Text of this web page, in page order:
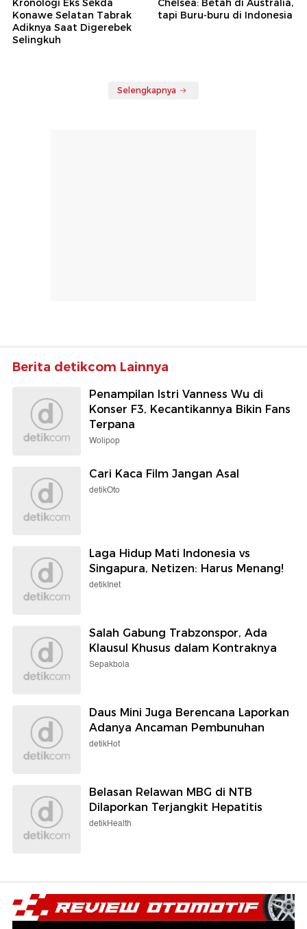
Kronologi Eks Sekda
Konawe Selatan Tabrak
Adiknya Saat Digerebek
Selingkuh
Chelsea: Betah di Australia,
tapi Buru-buru di Indonesia
Selengkapnya
Berita detikcom Lainnya
Penampilan Istri Vanness Wu di
Konser F3, Kecantikannya Bikin Fans
Terpana
Wolipop
Cari Kaca Film Jangan Asal
detikOto
Laga Hidup Mati Indonesia vs
Singapura, Netizen: Harus Menang!
detikInet
Salah Gabung Trabzonspor, Ada
Klausul Khusus dalam Kontraknya
Sepakbola
Daus Mini Juga Berencana Laporkan
Adanya Ancaman Pembunuhan
detikHot
Belasan Relawan MBG di NTB
Dilaporkan Terjangkit Hepatitis
detikHealth